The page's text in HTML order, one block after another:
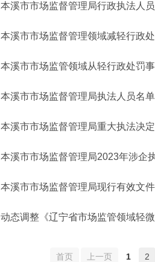
本溪市市场监督管理局行政执法人
本溪市市场监督管理领域减轻行政
本溪市市场监管领域从轻行政处罚
本溪市市场监督管理局执法人员名单
本溪市市场监督管理局重大执法决
本溪市市场监督管理局2023年涉企
本溪市市场监督管理局现行有效文
动态调整《辽宁省市场监管领域轻
首页 上一页 1 2